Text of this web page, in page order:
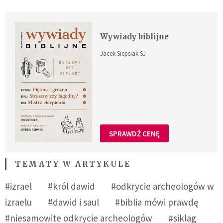
Wywiady biblijne
Jacek Siepsiak SJ
SPRAWDŹ CENĘ
TEMATY W ARTYKULE
#izrael #król dawid
#odkrycie archeologów w
izraelu
#dawid i saul
#biblia mówi prawdę
#niesamowite odkrycie archeologów
#siklag